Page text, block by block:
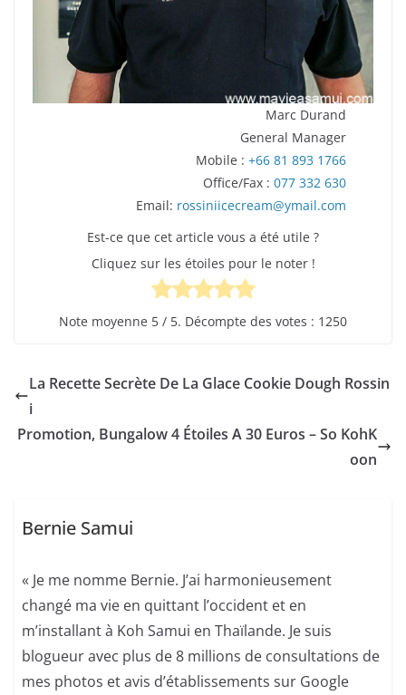
Marc Durand
General Manager
Mobile : +66 81 893 1766
Office/Fax : 077 332 630
Email: rossiniicecream@ymail.com
Est-ce que cet article vous a été utile ?
Cliquez sur les étoiles pour le noter !
Note moyenne 5 / 5. Décompte des votes : 1250
La Recette Secrète De La Glace Cookie Dough Rossin
i
Promotion, Bungalow 4 Étoiles A 30 Euros – So KohK
oon
Bernie Samui
« Je me nomme Bernie. J’ai harmonieusement
changé ma vie en quittant l’occident et en
m’installant à Koh Samui en Thaïlande. Je suis
blogueur avec plus de 8 millions de consultations de
mes photos et avis d’établissements sur Google